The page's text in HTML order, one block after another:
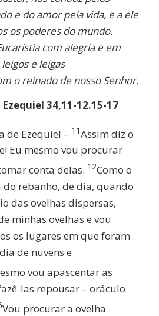
e do amor pela vida, e a ele
os poderes do mundo.
com alegria e em
e leigas
o reinado de nosso Senhor.
34,11-12.15-17
de Ezequiel – 11Assim diz o
Eu mesmo vou procurar
conta delas. 12Como o
rebanho, de dia, quando
das ovelhas dispersas,
minhas ovelhas e vou
os lugares em que foram
de nuvens e
vou apascentar as
las repousar – oráculo
Vou procurar a ovelha